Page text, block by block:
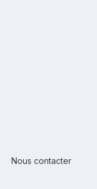
Nous contacter